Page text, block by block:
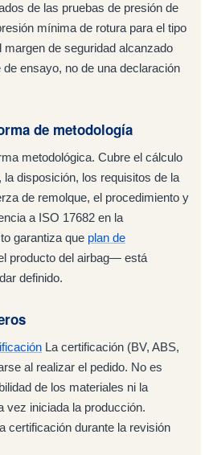
de las pruebas de presión de
mínima de rotura para el tipo
de seguridad alcanzado
ensayo, no de una declaración
de metodología
metodológica. Cubre el cálculo
la disposición, los requisitos de la
de remolque, el procedimiento y
a ISO 17682 en la
garantiza que plan de
producto del airbag— está
definido.
La certificación (BV, ABS,
al realizar el pedido. No es
de los materiales ni la
vez iniciada la producción.
certificación durante la revisión